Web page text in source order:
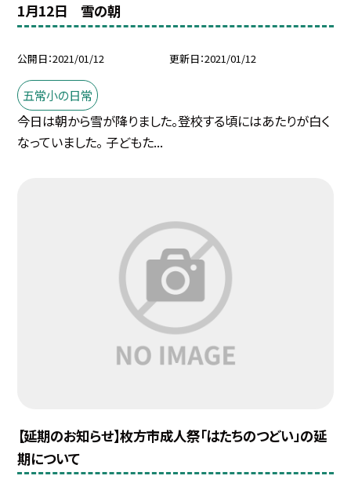
1月12日 雪の朝
公開日 2021/01/12 更新日 2021/01/12
五常小の日常
今日は朝から雪が降りました。登校する頃にはあたりが白く
なっていました。 子どもた...
【延期のお知らせ】枚方市成人祭「はたちのつどい」の延
期について